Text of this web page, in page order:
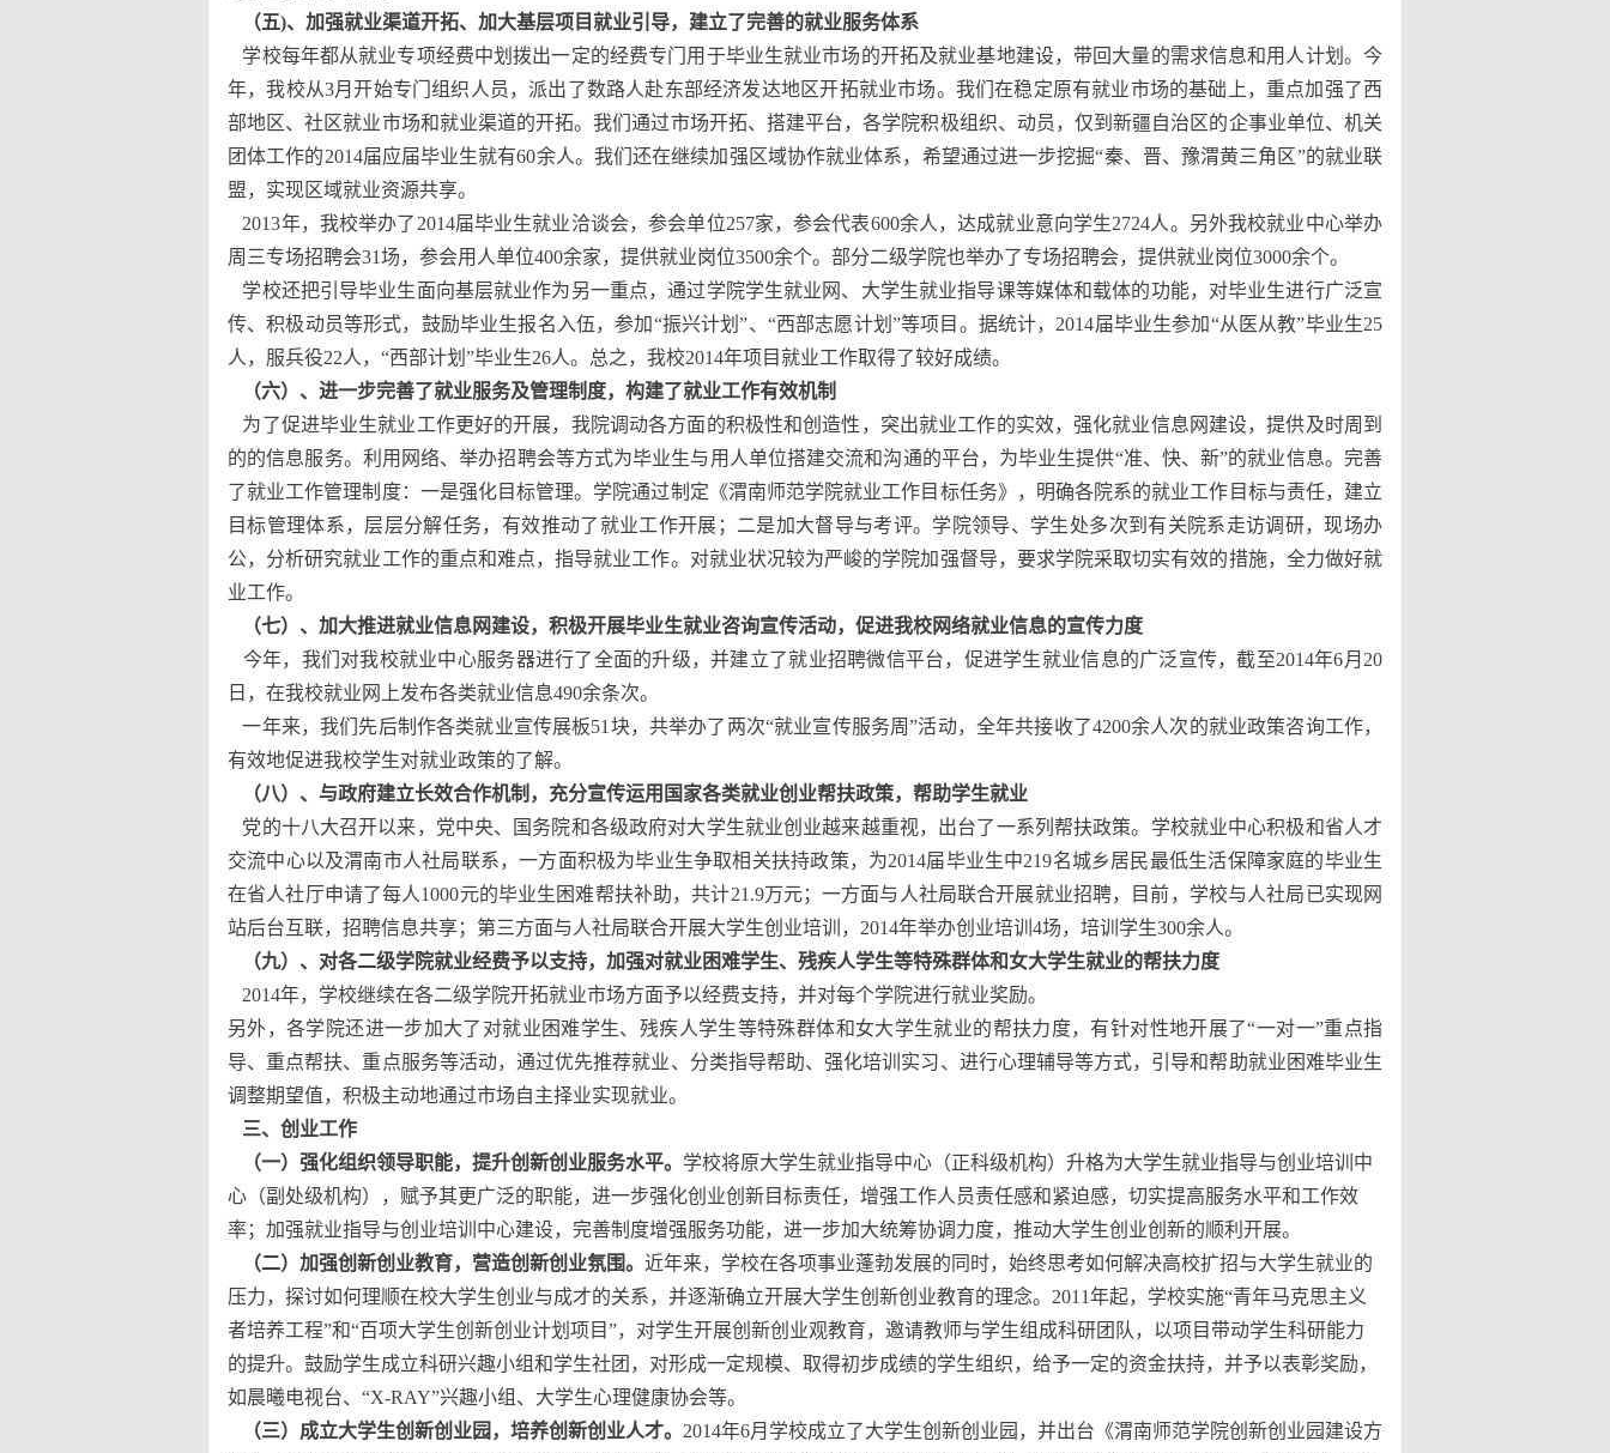
（五)、加强就业渠道开拓、加大基层项目就业引导，建立了完善的就业服务体系
学校每年都从就业专项经费中划拨出一定的经费专门用于毕业生就业市场的开拓及就业基地建设，带回大量的需求信息和用人计划。今
年，我校从3月开始专门组织人员，派出了数路人赴东部经济发达地区开拓就业市场。我们在稳定原有就业市场的基础上，重点加强了西
部地区、社区就业市场和就业渠道的开拓。我们通过市场开拓、搭建平台，各学院积极组织、动员，仅到新疆自治区的企事业单位、机关
团体工作的2014届应届毕业生就有60余人。我们还在继续加强区域协作就业体系，希望通过进一步挖掘“秦、晋、豫渭黄三角区”的就业联
盟，实现区域就业资源共享。
2013年，我校举办了2014届毕业生就业洽谈会，参会单位257家，参会代表600余人，达成就业意向学生2724人。另外我校就业中心举办
周三专场招聘会31场，参会用人单位400余家，提供就业岗位3500余个。部分二级学院也举办了专场招聘会，提供就业岗位3000余个。
学校还把引导毕业生面向基层就业作为另一重点，通过学院学生就业网、大学生就业指导课等媒体和载体的功能，对毕业生进行广泛宣
传、积极动员等形式，鼓励毕业生报名入伍，参加“振兴计划”、“西部志愿计划”等项目。据统计，2014届毕业生参加“从医从教”毕业生25
人，服兵役22人，“西部计划”毕业生26人。总之，我校2014年项目就业工作取得了较好成绩。
（六）、进一步完善了就业服务及管理制度，构建了就业工作有效机制
为了促进毕业生就业工作更好的开展，我院调动各方面的积极性和创造性，突出就业工作的实效，强化就业信息网建设，提供及时周到
的的信息服务。利用网络、举办招聘会等方式为毕业生与用人单位搭建交流和沟通的平台，为毕业生提供“准、快、新”的就业信息。完善
了就业工作管理制度：一是强化目标管理。学院通过制定《渭南师范学院就业工作目标任务》，明确各院系的就业工作目标与责任，建立
目标管理体系，层层分解任务，有效推动了就业工作开展；二是加大督导与考评。学院领导、学生处多次到有关院系走访调研，现场办
公，分析研究就业工作的重点和难点，指导就业工作。对就业状况较为严峻的学院加强督导，要求学院采取切实有效的措施，全力做好就
业工作。
（七）、加大推进就业信息网建设，积极开展毕业生就业咨询宣传活动，促进我校网络就业信息的宣传力度
今年，我们对我校就业中心服务器进行了全面的升级，并建立了就业招聘微信平台，促进学生就业信息的广泛宣传，截至2014年6月20
日，在我校就业网上发布各类就业信息490余条次。
一年来，我们先后制作各类就业宣传展板51块，共举办了两次“就业宣传服务周”活动，全年共接收了4200余人次的就业政策咨询工作，
有效地促进我校学生对就业政策的了解。
（八）、与政府建立长效合作机制，充分宣传运用国家各类就业创业帮扶政策，帮助学生就业
党的十八大召开以来，党中央、国务院和各级政府对大学生就业创业越来越重视，出台了一系列帮扶政策。学校就业中心积极和省人才
交流中心以及渭南市人社局联系，一方面积极为毕业生争取相关扶持政策，为2014届毕业生中219名城乡居民最低生活保障家庭的毕业生
在省人社厅申请了每人1000元的毕业生困难帮扶补助，共计21.9万元；一方面与人社局联合开展就业招聘，目前，学校与人社局已实现网
站后台互联，招聘信息共享；第三方面与人社局联合开展大学生创业培训，2014年举办创业培训4场，培训学生300余人。
（九）、对各二级学院就业经费予以支持，加强对就业困难学生、残疾人学生等特殊群体和女大学生就业的帮扶力度
2014年，学校继续在各二级学院开拓就业市场方面予以经费支持，并对每个学院进行就业奖励。
另外，各学院还进一步加大了对就业困难学生、残疾人学生等特殊群体和女大学生就业的帮扶力度，有针对性地开展了“一对一”重点指
导、重点帮扶、重点服务等活动，通过优先推荐就业、分类指导帮助、强化培训实习、进行心理辅导等方式，引导和帮助就业困难毕业生
调整期望值，积极主动地通过市场自主择业实现就业。
三、创业工作
（一）强化组织领导职能，提升创新创业服务水平。 学校将原大学生就业指导中心（正科级机构）升格为大学生就业指导与创业培训中
心（副处级机构），赋予其更广泛的职能，进一步强化创业创新目标责任，增强工作人员责任感和紧迫感，切实提高服务水平和工作效
率；加强就业指导与创业培训中心建设，完善制度增强服务功能，进一步加大统筹协调力度，推动大学生创业创新的顺利开展。
（二）加强创新创业教育，营造创新创业氛围。 近年来，学校在各项事业蓬勃发展的同时，始终思考如何解决高校扩招与大学生就业的
压力，探讨如何理顺在校大学生创业与成才的关系，并逐渐确立开展大学生创新创业教育的理念。2011年起，学校实施“青年马克思主义
者培养工程”和“百项大学生创新创业计划项目”，对学生开展创新创业观教育，邀请教师与学生组成科研团队，以项目带动学生科研能力
的提升。鼓励学生成立科研兴趣小组和学生社团，对形成一定规模、取得初步成绩的学生组织，给予一定的资金扶持，并予以表彰奖励，
如晨曦电视台、“X-RAY”兴趣小组、大学生心理健康协会等。
（三）成立大学生创新创业园，培养创新创业人才。 2014年6月学校成立了大学生创新创业园，并出台《渭南师范学院创新创业园建设方